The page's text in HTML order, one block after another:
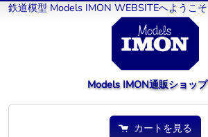
鉄道模型 Models IMON WEBSITEへようこそ
Models IMON通販ショップ
カートを見る